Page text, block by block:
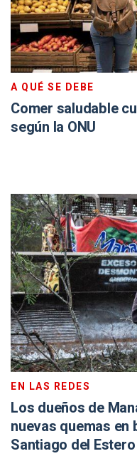
A QUÉ SE DEBE
Comer saludable
según la ONU
EN LAS REDES
Los dueños de
nuevas quemas
Santiago del Estero